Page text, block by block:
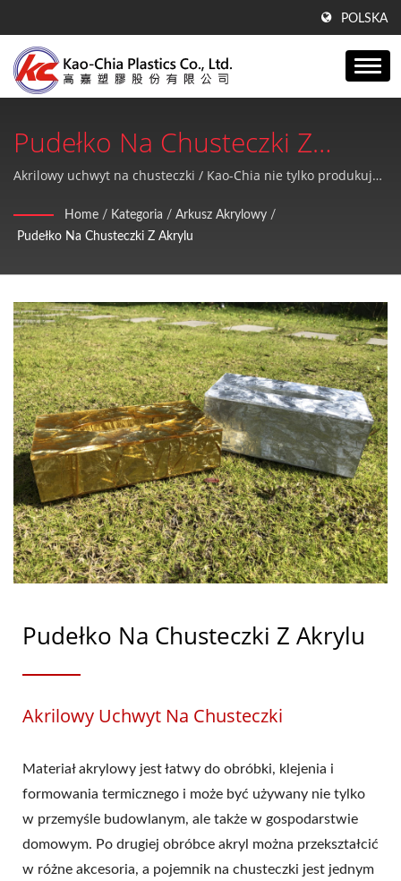
POLSKA
Pudełko Na Chusteczki Z
Akrylu | Ponad 41 Lat
Doświadczenia W Produkcji
Folii Polietylenowej, Arkuszy
GPPS I Technologii
Wytłaczania Arkuszy
Akrylowych | Kao-Chia Plastics
Co., Ltd.
Akrilowy uchwyt na chusteczki / Kao-Chia nie tylko produkuje
zapewnia wysoką jakość i doskonałą obsługę posprzedażową.
Home / Kategoria / Arkusz Akrylowy /
Pudełko Na Chusteczki Z Akrylu
Pudełko Na Chusteczki Z Akrylu
Akrilowy Uchwyt Na Chusteczki
Materiał akrylowy jest łatwy do obróbki, klejenia i
formowania termicznego i może być używany nie tylko
w przemyśle budowlanym, ale także w gospodarstwie
domowym. Po drugiej obróbce akryl można przekształcić
w różne akcesoria, a pojemnik na chusteczki jest jednym